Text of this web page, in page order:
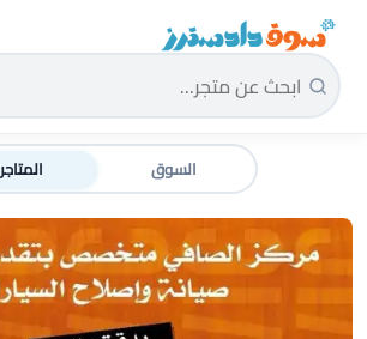
سوق دادسترز الرئيسية
السوق المتاجر